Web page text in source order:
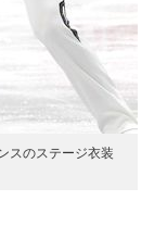
スのステージ衣装